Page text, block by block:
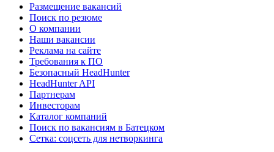
Размещение вакансий
Поиск по резюме
О компании
Наши вакансии
Реклама на сайте
Требования к ПО
Безопасный HeadHunter
HeadHunter API
Партнерам
Инвесторам
Каталог компаний
Поиск по вакансиям в Батецком
Сетка: соцсеть для нетворкинга